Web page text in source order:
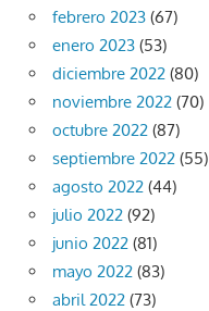
febrero 2023 (67)
enero 2023 (53)
diciembre 2022 (80)
noviembre 2022 (70)
octubre 2022 (87)
septiembre 2022 (55)
agosto 2022 (44)
julio 2022 (92)
junio 2022 (81)
mayo 2022 (83)
abril 2022 (73)